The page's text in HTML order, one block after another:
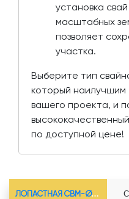
установка
масштабных
позволяет
участка.
Выберите тип
который наилучшим
вашего проекта, и
по доступной цене!
ЛОПАСТНАЯ СВМ-Ø73*5.5